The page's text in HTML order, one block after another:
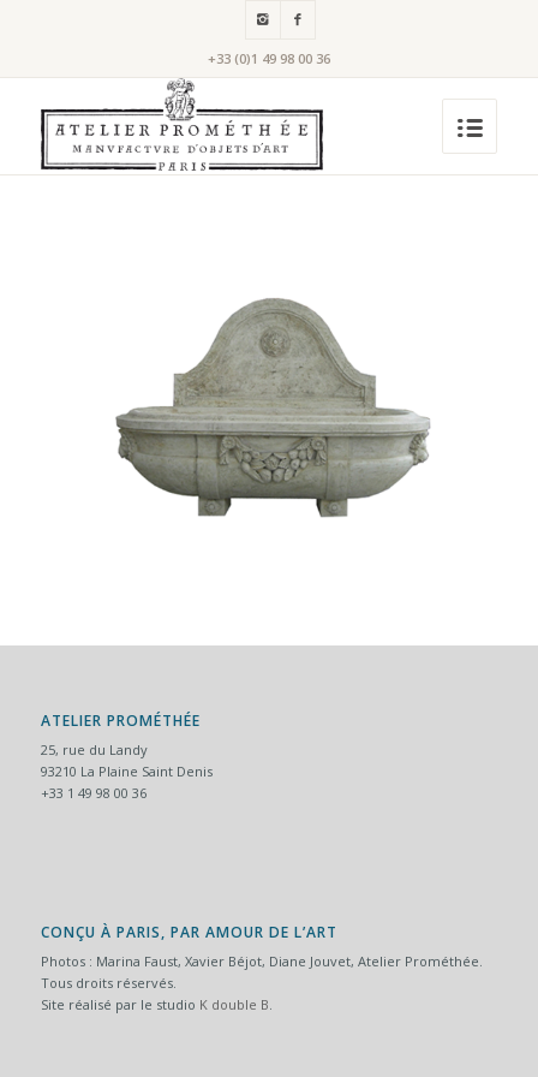
+33 (0)1 49 98 00 36
ATELIER PROMÉTHÉE
25, rue du Landy
93210 La Plaine Saint Denis
+33 1 49 98 00 36
CONÇU À PARIS, PAR AMOUR DE L’ART
Photos : Marina Faust, Xavier Béjot, Diane Jouvet, Atelier Prométhée.
Tous droits réservés.
Site réalisé par le studio K double B.